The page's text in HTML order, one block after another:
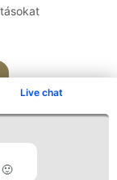
Live chat